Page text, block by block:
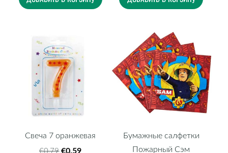
Свеча 7 оранжевая
€0,79 €0,59
Бумажные салфетки
Пожарный Сэм